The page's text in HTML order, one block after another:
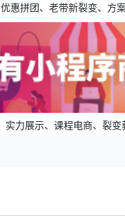
优惠拼团、老带新裂变、方
实力展示、课程电商、裂变